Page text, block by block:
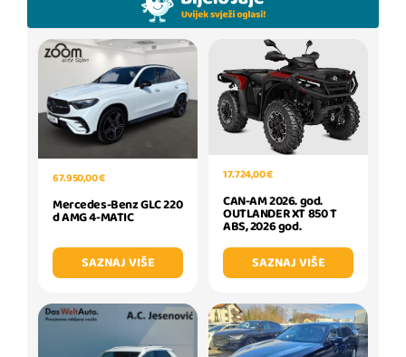
67.950,00 €
Mercedes-Benz GLC 220
d AMG 4-MATIC
SAZNAJ VIŠE
17.724,00 €
CAN-AM 2026. god.
OUTLANDER XT 850 T
ABS, 2026 god.
SAZNAJ VIŠE